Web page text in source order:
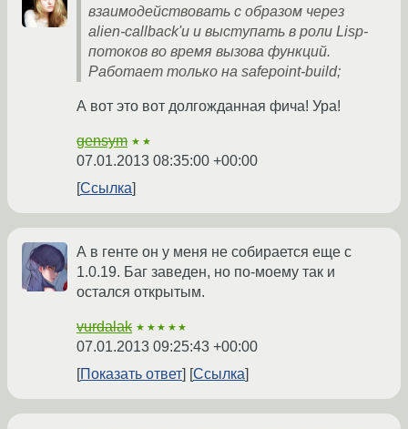
взаимодействовать с образом через
alien-callback'и и выступать в роли Lisp-
потоков во время вызова функций.
Работает только на safepoint-build;
А вот это вот долгожданная фича! Ура!
gensym ★★
07.01.2013 08:35:00 +00:00
Ссылка
А в генте он у меня не собирается еще с
1.0.19. Баг заведен, но по-моему так и
остался открытым.
vurdalak ★★★★★
07.01.2013 09:25:43 +00:00
Показать ответ
Ссылка